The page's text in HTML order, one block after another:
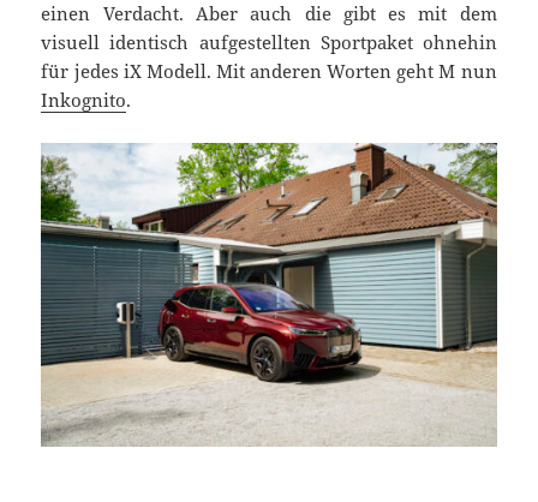
einen Verdacht. Aber auch die gibt es mit dem
visuell identisch aufgestellten Sportpaket ohnehin
für jedes iX Modell. Mit anderen Worten geht M nun
Inkognito.